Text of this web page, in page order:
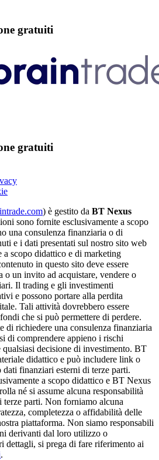
gratuiti
gratuiti
) è gestito da BT Nexus
sono fornite esclusivamente a scopo
una consulenza finanziaria o di
e i dati presentati sul nostro sito web
a scopo didattico e di marketing
in questo sito deve essere
o un invito ad acquistare, vendere o
Il trading e gli investimenti
e possono portare alla perdita
Tali attività dovrebbero essere
che si può permettere di perdere.
di richiedere una consulenza finanziaria
di comprendere appieno i rischi
qualsiasi decisione di investimento. BT
didattico e può includere link o
finanziari esterni di terze parti.
a scopo didattico e BT Nexus
né si assume alcuna responsabilità
parti. Non forniamo alcuna
completezza o affidabilità delle
piattaforma. Non siamo responsabili
derivanti dal loro utilizzo o
dettagli, si prega di fare riferimento ai
.